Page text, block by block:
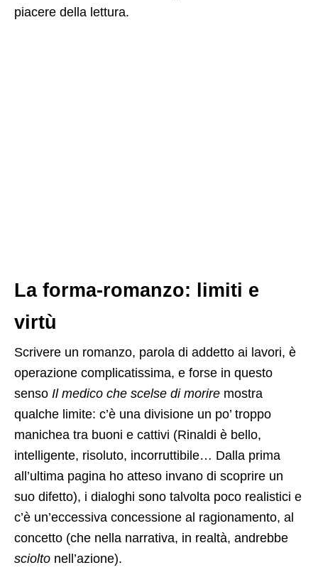
piacere della lettura.
La forma-romanzo: limiti e
virtù
Scrivere un romanzo, parola di addetto ai lavori, è
operazione complicatissima, e forse in questo
senso Il medico che scelse di morire mostra
qualche limite: c’è una divisione un po’ troppo
manichea tra buoni e cattivi (Rinaldi è bello,
intelligente, risoluto, incorruttibile… Dalla prima
all’ultima pagina ho atteso invano di scoprire un
suo difetto), i dialoghi sono talvolta poco realistici e
c’è un’eccessiva concessione al ragionamento, al
concetto (che nella narrativa, in realtà, andrebbe
sciolto nell’azione).